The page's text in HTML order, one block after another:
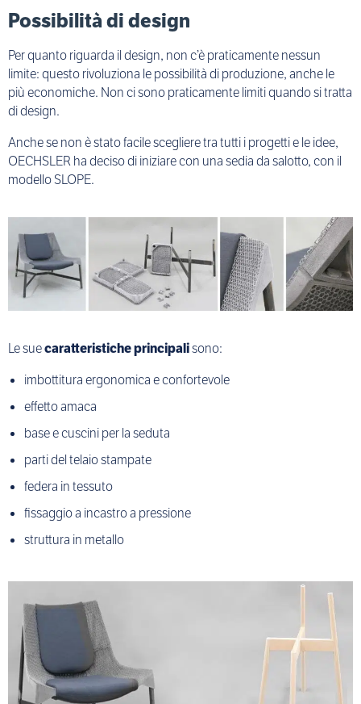
Possibilità di design
Per quanto riguarda il design, non c’è praticamente nessun
limite: questo rivoluziona le possibilità di produzione, anche le
più economiche. Non ci sono praticamente limiti quando si tratta
di design.
Anche se non è stato facile scegliere tra tutti i progetti e le idee,
OECHSLER ha deciso di iniziare con una sedia da salotto, con il
modello SLOPE.
Le suecaratteristiche principalisono:
imbottitura ergonomica e confortevole
effetto amaca
base e cuscini per la seduta
parti del telaio stampate
federa in tessuto
fissaggio a incastro a pressione
struttura in metallo